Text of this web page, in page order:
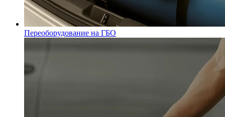
Переоборудование на ГБО